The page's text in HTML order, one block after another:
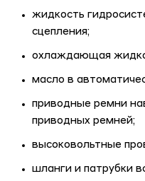
жидкость
сцепления;
охлаждающая
масло в
приводные ремни
приводных ремней;
высоковольтные
шланги и патрубки